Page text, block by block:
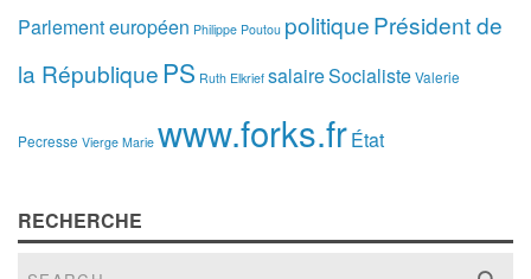
Parlement européen Philippe Poutou politiquePrésident de
la République PS Ruth Elkrief salaireSocialisteValerie
Pecresse Vierge Marie www.forks.frÉtat
RECHERCHE